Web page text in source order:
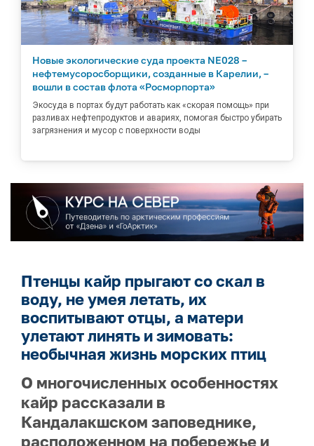
Новые экологические суда проекта NE028 –
нефтемусоросборщики, созданные в Карелии, –
вошли в состав флота «Росморпорта»
Экосуда в портах будут работать как «скорая помощь» при
разливах нефтепродуктов и авариях, помогая быстро убирать
загрязнения и мусор с поверхности воды
Птенцы кайр прыгают со скал в
воду, не умея летать, их
воспитывают отцы, а матери
улетают линять и зимовать:
необычная жизнь морских птиц
О многочисленных особенностях
кайр рассказали в
Кандалакшском заповеднике,
расположенном на побережье и